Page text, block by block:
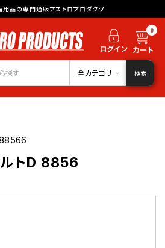
用品の専門通販アストロプロダクツ
0
全カテゴリ 検索
トD 8856